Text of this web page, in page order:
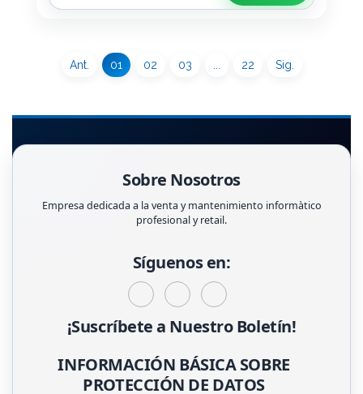
Ant. 01 02 03 22 Sig.
Sobre Nosotros
Empresa dedicada a la venta y mantenimiento informàtico
profesional y retail.
Síguenos en:
¡Suscríbete a Nuestro Boletín!
INFORMACIÓN BÁSICA SOBRE
PROTECCIÓN DE DATOS